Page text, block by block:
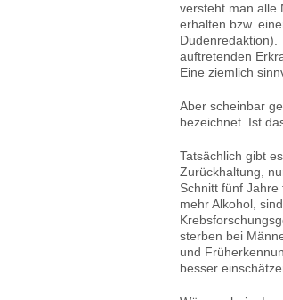
versteht man alle
erhalten bzw.
auftretenden
Eine ziemlich
Aber scheinbar
bezeichnet. Ist
Tatsächlich gibt
Zurückhaltung,
Schnitt fünf
mehr Alkohol,
sterben bei
und
besser